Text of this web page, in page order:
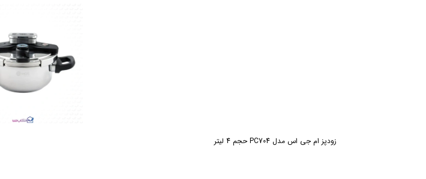
زودپز ام جی اس مدل PC704 حجم 4 لیتر